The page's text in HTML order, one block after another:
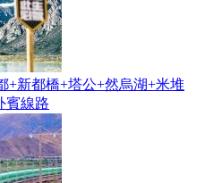
+新都橋+塔公+然烏湖+米堆
賓線路